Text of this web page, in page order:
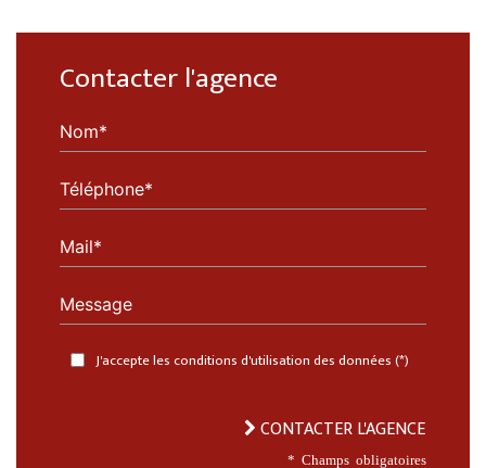
Contacter l'agence
Nom*
Téléphone*
Mail*
Message
J'accepte les conditions d'utilisation des données (*)
CONTACTER L'AGENCE
* Champs obligatoires